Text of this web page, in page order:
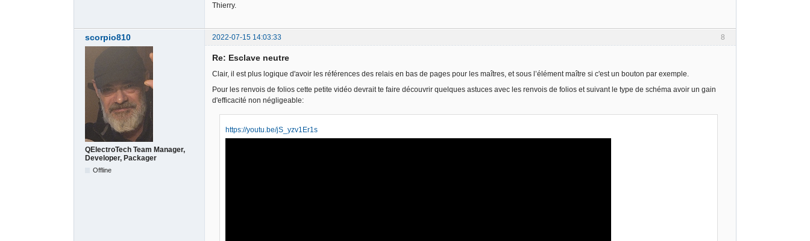
Thierry.
8
scorpio810 2022-07-15 14:03:33
QElectroTech Team Manager,
Developer, Packager
Offline
Re: Esclave neutre
Clair, il est plus logique d'avoir les références des relais en bas de pages pour les maîtres, et sous l’élément maître si c'est un bouton par exemple.
Pour les renvois de folios cette petite vidéo devrait te faire découvrir quelques astuces avec les renvois de folios et suivant le type de schéma avoir un gain
d'efficacité non négligeable:
https://youtu.be/jS_yzv1Er1s